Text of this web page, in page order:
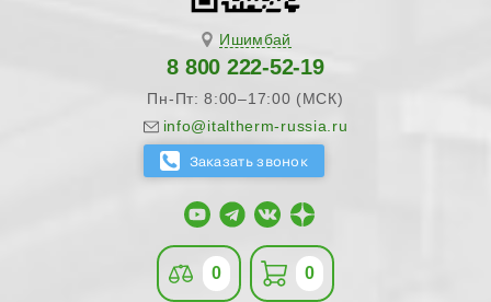
Ишимбай
8 800 222-52-19
Пн-Пт: 8:00–17:00 (МСК)
info@italtherm-russia.ru
0 0